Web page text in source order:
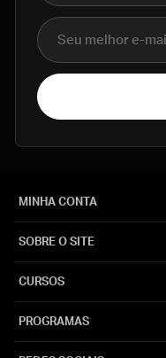
E-mail
MINHA CONTA
SOBRE O SITE
CURSOS
PROGRAMAS